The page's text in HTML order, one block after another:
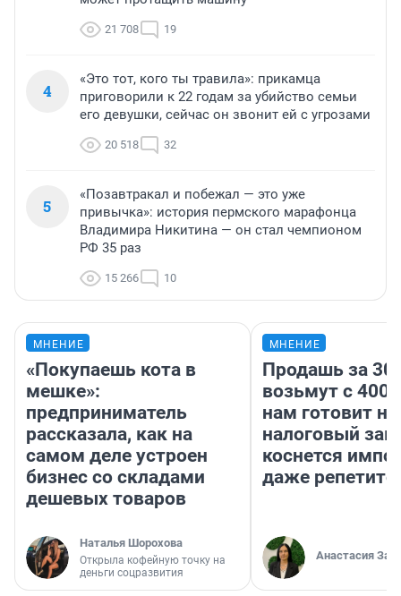
21 708 19
4
«Это тот, кого ты травила»: прикамца
приговорили к 22 годам за убийство семьи
его девушки, сейчас он звонит ей с угрозами
20 518 32
5
«Позавтракал и побежал — это уже
привычка»: история пермского марафонца
Владимира Никитина — он стал чемпионом
РФ 35 раз
15 266 10
МНЕНИЕ
«Покупаешь кота в
мешке»:
предприниматель
рассказала, как на
самом деле устроен
бизнес со складами
дешевых товаров
Наталья Шорохова
Открыла кофейную точку на
деньги соцразвития
МНЕНИЕ
Продашь за
возьмут с
нам готовит
налоговый
коснется
даже
Анастасия